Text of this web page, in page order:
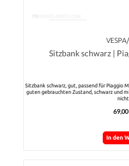
Sitzbank schwarz |
Sitzbank schwarz, gut, passend für Piaggio
guten gebrauchten Zustand, schwarz und
nicht
In den